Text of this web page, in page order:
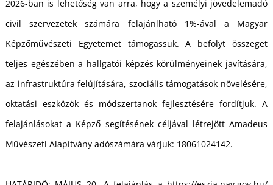
2026-ban is lehetőség van arra, hogy a személyi jövedelemadó
civil szervezetek számára felajánlható 1%-ával a Magyar
Képzőművészeti Egyetemet támogassuk. A befolyt összeget
teljes egészében a hallgatói képzés körülményeinek javítására,
az infrastruktúra felújítására, szociális támogatások növelésére,
oktatási eszközök és módszertanok fejlesztésére fordítjuk. A
felajánlásokat a Képző segítésének céljával létrejött Amadeus
Művészeti Alapítvány adószámára várjuk: 18061024142.